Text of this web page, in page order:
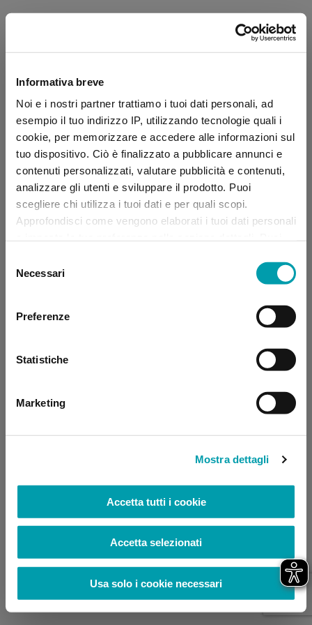
Informativa breve
Noi e i nostri partner trattiamo i tuoi dati personali, ad
esempio il tuo indirizzo IP, utilizzando tecnologie quali i
cookie, per memorizzare e accedere alle informazioni sul
tuo dispositivo. Ciò è finalizzato a pubblicare annunci e
contenuti personalizzati, valutare pubblicità e contenuti,
analizzare gli utenti e sviluppare il prodotto. Puoi
scegliere chi utilizza i tuoi dati e per quali scopi.
Approfondisci come vengono elaborati i tuoi dati personali
momento dalla Dichiarazione sui “
delNecessari
Preferenze
Statistiche
Marketing
Mostra dettagli
Accetta tutti i cookie
Accetta selezionati
Usa solo i cookie necessari
Application error: a client-side exception has occurred (see the
browser console for more information)